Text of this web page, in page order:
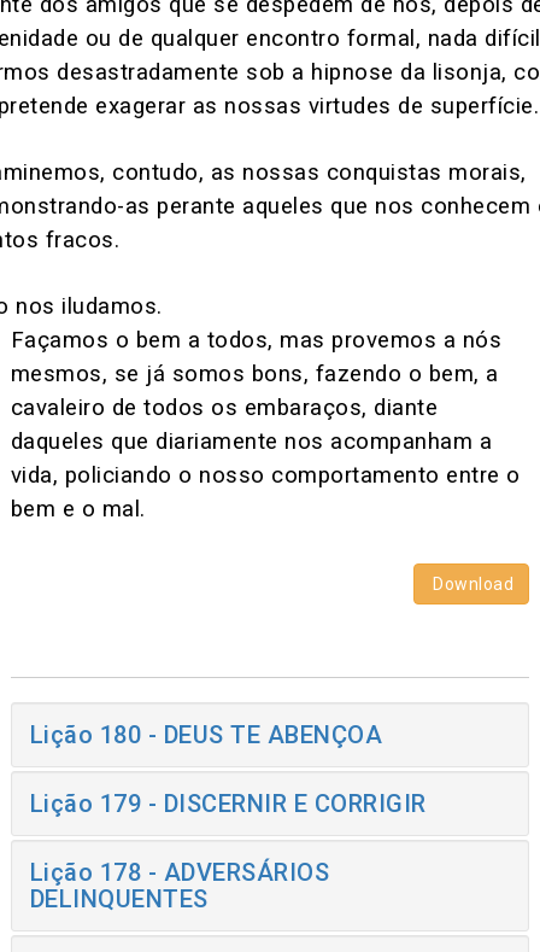
ou de qualquer encontro formal, nada difícil
desastradamente sob a hipnose da lisonja,
exagerar as nossas virtudes de superfície.
contudo, as nossas conquistas morais,
as perante aqueles que nos conhecem
fracos.
nos iludamos.
Façamos o bem a todos, mas provemos a nós
mesmos, se já somos bons, fazendo o bem, a
cavaleiro de todos os embaraços, diante
daqueles que diariamente nos acompanham a
vida, policiando o nosso comportamento entre o
bem e o mal.
Download
Lição 180 - DEUS TE ABENÇOA
Lição 179 - DISCERNIR E CORRIGIR
Lição 178 - ADVERSÁRIOS
DELINQUENTES